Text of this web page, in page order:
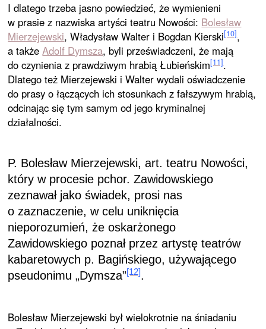
I dlatego trzeba jasno powiedzieć, że wymienieni
w prasie z nazwiska artyści teatru Nowości: Bolesław
Mierzejewski, Władysław Walter i Bogdan Kierski[10],
a takżeAdolf Dymsza, byli przeświadczeni, że mają
do czynienia z prawdziwym hrabią Łubieńskim[11].
Dlatego też Mierzejewski i Walter wydali oświadczenie
do prasy o łączących ich stosunkach z fałszywym hrabią,
odcinając się tym samym od jego kryminalnej
działalności.
P. Bolesław Mierzejewski, art. teatru Nowości,
który w procesie pchor. Zawidowskiego
zeznawał ja­ko świadek, prosi nas
o zaznaczenie, w celu uniknię­cia
nieporozumień, że oskarżonego
Zawidowskiego po­znał przez artystę teatrów
kabaretowych p. Bagiń­skiego, używającego
pseudonimu „Dymsza”[12].
Bolesław Mierzejewski był wielokrotnie na śniadaniu